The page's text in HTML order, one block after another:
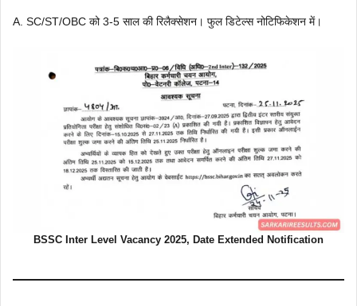
A. SC/ST/OBC को 3-5 साल की रिलैक्सेशन। फुल डिटेल्स नोटिफिकेशन में।
BSSC Inter Level Vacancy 2025, Date Extended Notification